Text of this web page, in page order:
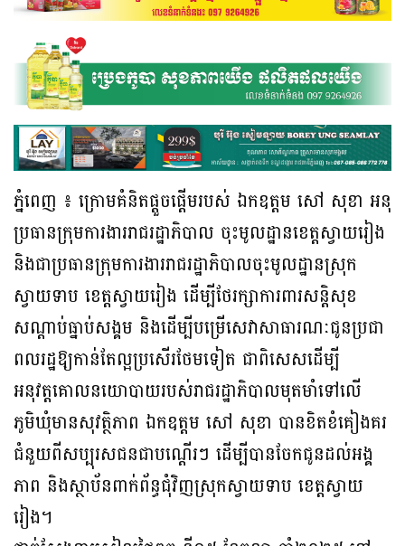
ភ្នំពេញ ៖ ក្រោមគំនិតផ្តួចផ្តើមរបស់ ឯកឧត្តម សៅ សុខា អនុ
ប្រធានក្រុមការងាររាជរដ្ឋាភិបាល ចុះមូលដ្ឋានខេត្តស្វាយរៀង
និងជាប្រធានក្រុមការងាររាជរដ្ឋាភិបាលចុះមូលដ្ឋានស្រុក
ស្វាយទាប ខេត្តស្វាយរៀង ដើម្បីថែរក្សាការពារសន្តិសុខ
សណ្តាប់ធ្នាប់សង្គម និងដើម្បីបម្រើសេវាសាធារណៈជូនប្រជា
ពលរដ្ឋឱ្យកាន់តែល្អប្រសើរថែមទៀត ជាពិសេសដើម្បី
អនុវត្តគោលនយោបាយរបស់រាជរដ្ឋាភិបាលមុតមាំទៅលើ
ភូមិឃុំមានសុវត្ថិភាព ឯកឧត្តម សៅ សុខា បានខិតខំគៀងគរ
ជំនួយពីសប្បុរសជនជាបណ្តើរៗ ដើម្បីបានចែកជូនដល់អង្គ
ភាព និងស្ថាប័នពាក់ព័ន្ធជុំវិញស្រុកស្វាយទាប ខេត្តស្វាយ
រៀង។